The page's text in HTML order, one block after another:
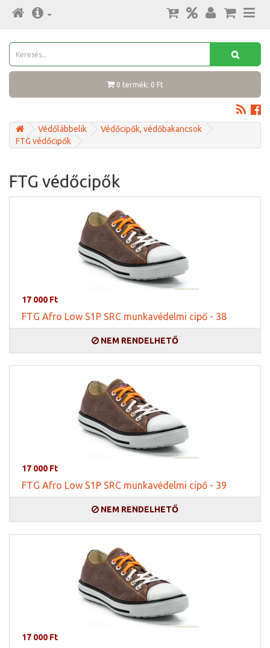
0 termék: 0 Ft
Védőlábbelik
Védőcipők, védőbakancsok
FTG védőcipők
FTG védőcipők
17 000 Ft
FTG Afro Low S1P SRC munkavédelmi cipő - 38
NEM RENDELHETŐ
17 000 Ft
FTG Afro Low S1P SRC munkavédelmi cipő - 39
NEM RENDELHETŐ
17 000 Ft